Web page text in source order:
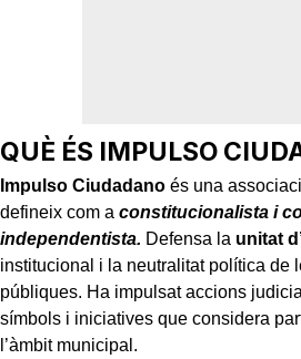
QUÈ ÉS IMPULSO
Impulso Ciudadano és una
defineix com a constitucionalista i
independentista. Defensa la unitat
institucional i la neutralitat política de
públiques. Ha impulsat accions
símbols i iniciatives que considera
l’àmbit municipal.